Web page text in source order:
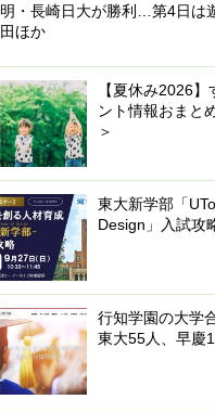
明・長崎日大が勝利…第4日は
田ほか
【夏休み2026
ント情報おまと
＞
東大新学部「
Design」入試攻
行知学園の大学
東大55人、早慶